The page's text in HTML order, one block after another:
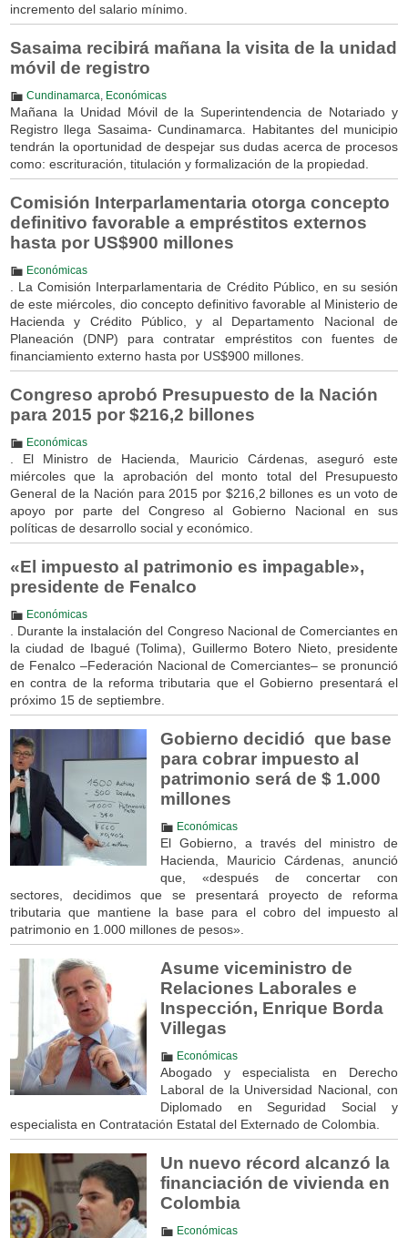
incremento del salario mínimo.
Sasaima recibirá mañana la visita de la unidad
móvil de registro
Cundinamarca Económicas
Mañana la Unidad Móvil de la Superintendencia de Notariado y
Registro llega Sasaima- Cundinamarca. Habitantes del municipio
tendrán la oportunidad de despejar sus dudas acerca de procesos
como: escrituración, titulación y formalización de la propiedad.
Comisión Interparlamentaria otorga concepto
definitivo favorable a empréstitos externos
hasta por US$900 millones
Económicas
. La Comisión Interparlamentaria de Crédito Público, en su sesión
de este miércoles, dio concepto definitivo favorable al Ministerio de
Hacienda y Crédito Público, y al Departamento Nacional de
Planeación (DNP) para contratar empréstitos con fuentes de
financiamiento externo hasta por US$900 millones.
Congreso aprobó Presupuesto de la Nación
para 2015 por $216,2 billones
Económicas
. El Ministro de Hacienda, Mauricio Cárdenas, aseguró este
miércoles que la aprobación del monto total del Presupuesto
General de la Nación para 2015 por $216,2 billones es un voto de
apoyo por parte del Congreso al Gobierno Nacional en sus
políticas de desarrollo social y económico.
«El impuesto al patrimonio es impagable»,
presidente de Fenalco
Económicas
. Durante la instalación del Congreso Nacional de Comerciantes en
la ciudad de Ibagué (Tolima), Guillermo Botero Nieto, presidente
de Fenalco –Federación Nacional de Comerciantes– se pronunció
en contra de la reforma tributaria que el Gobierno presentará el
próximo 15 de septiembre.
Gobierno decidió que base
para cobrar impuesto al
patrimonio será de $ 1.000
millones
Económicas
El Gobierno, a través del ministro de
Hacienda, Mauricio Cárdenas, anunció
que, «después de concertar con
sectores, decidimos que se presentará proyecto de reforma
tributaria que mantiene la base para el cobro del impuesto al
patrimonio en 1.000 millones de pesos».
Asume viceministro de
Relaciones Laborales e
Inspección, Enrique Borda
Villegas
Económicas
Abogado y especialista en Derecho
Laboral de la Universidad Nacional, con
Diplomado en Seguridad Social y
especialista en Contratación Estatal del Externado de Colombia.
Un nuevo récord alcanzó la
financiación de vivienda en
Colombia
Económicas